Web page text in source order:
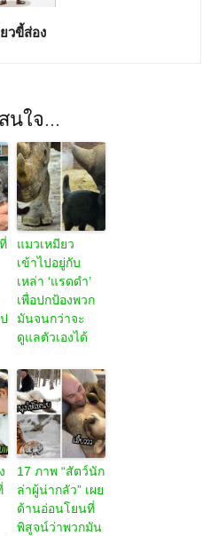
วขี้ส่อง
นใจ...
แมวเหมียว
เข้าไปอยู่กับ
เหล่า ‘แรดดำ’
เพื่อปกป้องพวก
มันจนกว่าจะ
ดูแลตัวเองได้
17 ภาพ “สัตว์นัก
ล่าผู้น่ากลัว” เผย
ด้านอ่อนโยนที่
พิสูจน์ว่าพวกมัน